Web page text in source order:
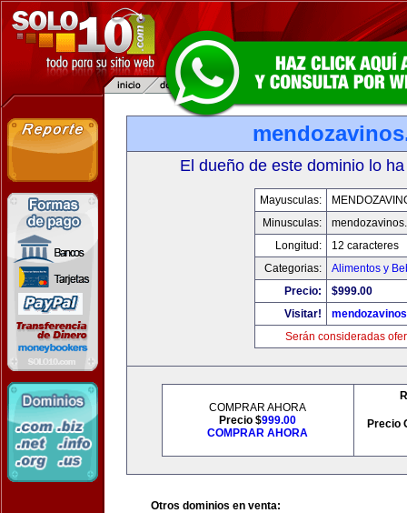
El dueño de este dominio lo
Mayusculas:
Minusculas:
Longitud:
12 caracteres
Categorias:
Alimentos y
Precio:
$999.00
Visitar!
Serán consideradas
COMPRAR AHORA
Precio $999.00
COMPRAR AHORA
Precio
Otros dominios en venta: